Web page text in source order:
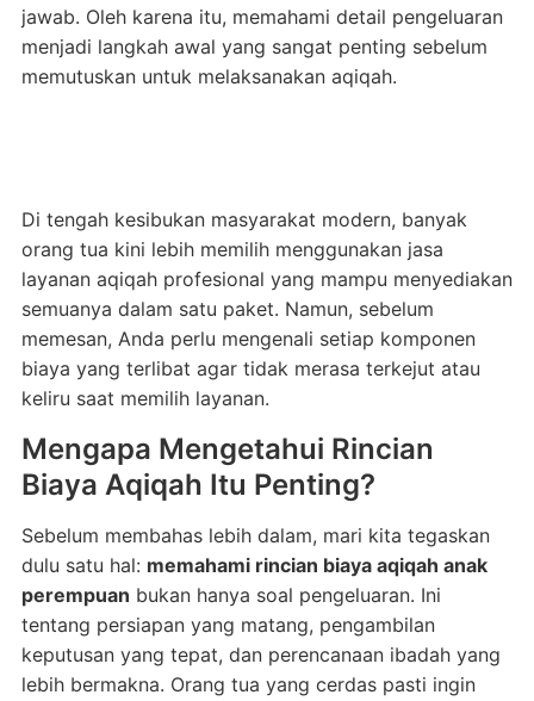
jawab. Oleh karena itu, memahami detail pengeluaran
menjadi langkah awal yang sangat penting sebelum
memutuskan untuk melaksanakan aqiqah.
Di tengah kesibukan masyarakat modern, banyak
orang tua kini lebih memilih menggunakan jasa
layanan aqiqah profesional yang mampu menyediakan
semuanya dalam satu paket. Namun, sebelum
memesan, Anda perlu mengenali setiap komponen
biaya yang terlibat agar tidak merasa terkejut atau
keliru saat memilih layanan.
Mengapa Mengetahui Rincian
Biaya Aqiqah Itu Penting?
Sebelum membahas lebih dalam, mari kita tegaskan
dulu satu hal: memahami rincian biaya aqiqah anak
perempuan bukan hanya soal pengeluaran. Ini
tentang persiapan yang matang, pengambilan
keputusan yang tepat, dan perencanaan ibadah yang
lebih bermakna. Orang tua yang cerdas pasti ingin